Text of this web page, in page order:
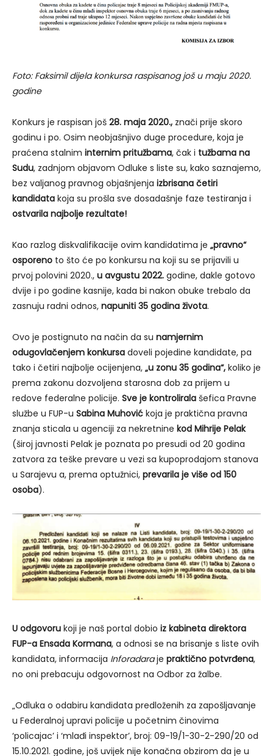
Foto: Faksimil dijela konkursa raspisanog još u maju 2020.
godine
Konkurs je raspisan još 28. maja 2020., znači prije skoro
godinu i po. Osim neobjašnjivo duge procedure, koja je
praćena stalnim internim pritužbama, čak i tužbama na
Sudu, zadnjom objavom Odluke s liste su, kako saznajemo,
bez valjanog pravnog objašnjenja izbrisana četiri
kandidata koja su prošla sve dosadašnje faze testiranja i
ostvarila najbolje rezultate!
Kao razlog diskvalifikacije ovim kandidatima je „pravno“
osporeno to što će po konkursu na koji su se prijavili u
prvoj polovini 2020., u avgustu 2022. godine, dakle gotovo
dvije i po godine kasnije, kada bi nakon obuke trebalo da
zasnuju radni odnos, napuniti 35 godina života.
Ovo je postignuto na način da su namjernim
odugovlačenjem konkursa doveli pojedine kandidate, pa
tako i četiri najbolje ocijenjena, „u zonu 35 godina“, koliko je
prema zakonu dozvoljena starosna dob za prijem u
redove federalne policije. Sve je kontrolirala šefica Pravne
službe u FUP-u Sabina Muhović koja je praktična pravna
znanja sticala u agenciji za nekretnine kod Mihrije Pelak
(široj javnosti Pelak je poznata po presudi od 20 godina
zatvora za teške prevare u vezi sa kupoprodajom stanova
u Sarajevu a, prema optužnici, prevarila je više od 150
osoba).
U odgovoru koji je naš portal dobio iz kabineta direktora
FUP-a Ensada Kormana, a odnosi se na brisanje s liste ovih
kandidata, informacija Inforadaraje praktično potvrđena,
no oni prebacuju odgovornost na Odbor za žalbe.
„Odluka o odabiru kandidata predloženih za zapošljavanje
u Federalnoj upravi policije u početnim činovima
‘policajac’ i ‘mlađi inspektor’, broj: 09-19/1-30-2-290/20 od
15.10.2021. godine, još uvijek nije konačna obzirom da je u